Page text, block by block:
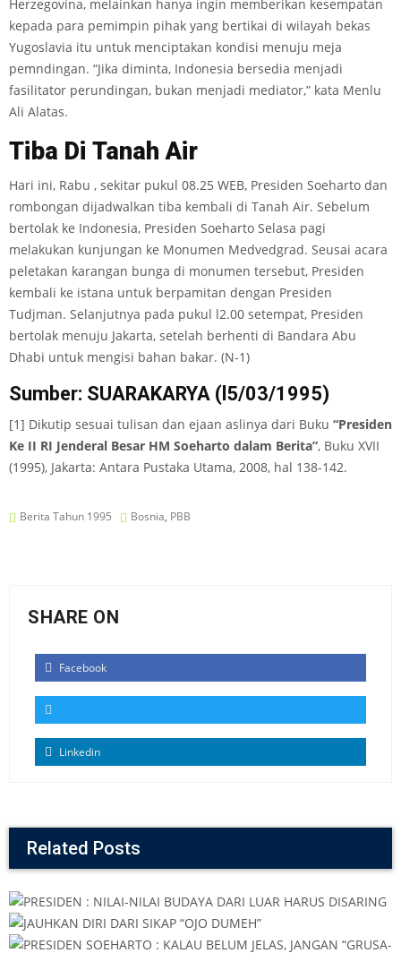
Herzegovina, melainkan hanya ingin memberikan kesempatan
kepada para pemimpin pihak yang bertikai di wilayah bekas
Yugoslavia itu untuk menciptakan kondisi menuju meja
pemndingan. “Jika diminta, Indonesia bersedia menjadi
fasilitator perundingan, bukan menjadi mediator,” kata Menlu
Ali Alatas.
Tiba Di Tanah Air
Hari ini, Rabu , sekitar pukul 08.25 WEB, Presiden Soeharto dan
rombongan dijadwalkan tiba kembali di Tanah Air. Sebelum
bertolak ke Indonesia, Presiden Soeharto Selasa pagi
melakukan kunjungan ke Monumen Medvedgrad. Seusai acara
peletakan karangan bunga di monumen tersebut, Presiden
kembali ke istana untuk berpamitan dengan Presiden
Tudjman. Selanjutnya pada pukul l2.00 setempat, Presiden
bertolak menuju Jakarta, setelah berhenti di Bandara Abu
Dhabi untuk mengisi bahan bakar. (N-1)
Sumber: SUARAKARYA (l5/03/1995)
[1] Dikutip sesuai tulisan dan ejaan aslinya dari Buku “Presiden
Ke II RI Jenderal Besar HM Soeharto dalam Berita”, Buku XVII
(1995), Jakarta: Antara Pustaka Utama, 2008, hal 138-142.
Berita Tahun 1995 Bosnia, PBB
SHARE ON
Facebook
Linkedin
Related Posts